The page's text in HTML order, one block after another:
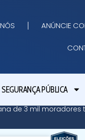
ANÚNCIE
SEGURANÇA PÚBLICA
de 3 mil